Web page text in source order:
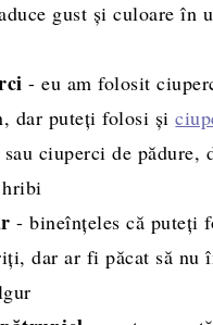
gust și culoare în
- eu am folosit
dar puteți folosi și
sau ciuperci de pădure,
- bineînțeles că puteți
dar ar fi păcat să nu